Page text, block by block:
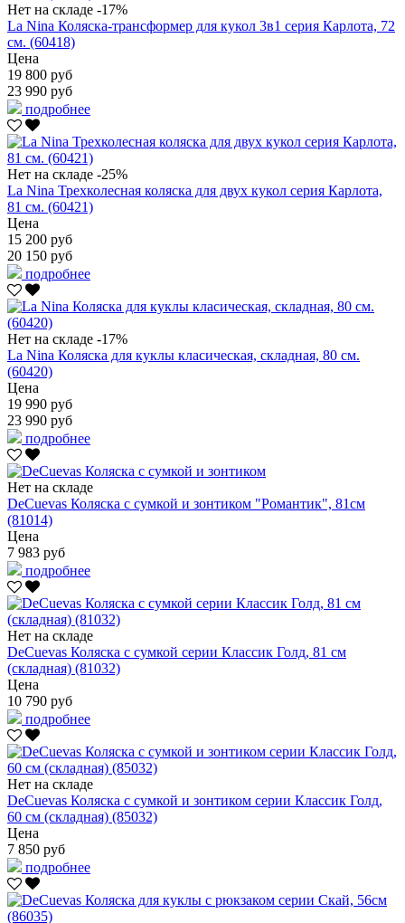
Нет на складе -17%
La Nina Коляска-трансформер для кукол 3в1 серия Карлота, 72
см. (60418)
Цена
19 800 руб
23 990 руб
подробнее
Нет на складе -25%
La Nina Трехколесная коляска для двух кукол серия Карлота,
81 см. (60421)
Цена
15 200 руб
20 150 руб
подробнее
Нет на складе -17%
La Nina Коляска для куклы класическая, складная, 80 см.
(60420)
Цена
19 990 руб
23 990 руб
подробнее
Нет на складе
DeCuevas Коляска с сумкой и зонтиком "Романтик", 81см
(81014)
Цена
7 983 руб
подробнее
Нет на складе
DeCuevas Коляска с сумкой серии Классик Голд, 81 см
(складная) (81032)
Цена
10 790 руб
подробнее
Нет на складе
DeCuevas Коляска с сумкой и зонтиком серии Классик Голд,
60 см (складная) (85032)
Цена
7 850 руб
подробнее